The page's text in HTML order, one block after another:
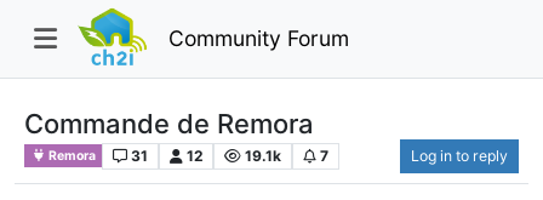
Community Forum
Commande de Remora
Remora 31 12 19.1k 7 Log in to reply